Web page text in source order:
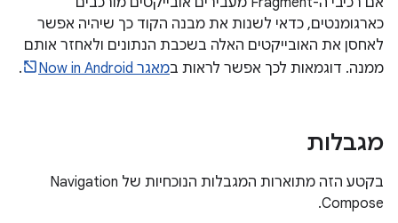
כארגומנטים, כדאי לשנות את מבנה הקוד כך שיהיה אפשר
לאחסן את האובייקטים האלה בשכבת הנתונים ולאחזר אותם
ממנה. דוגמאות לכך אפשר לראות במאגר Now in Android .
מגבלות
בקטע הזה מתוארות המגבלות הנוכחיות של Navigation
Compose.